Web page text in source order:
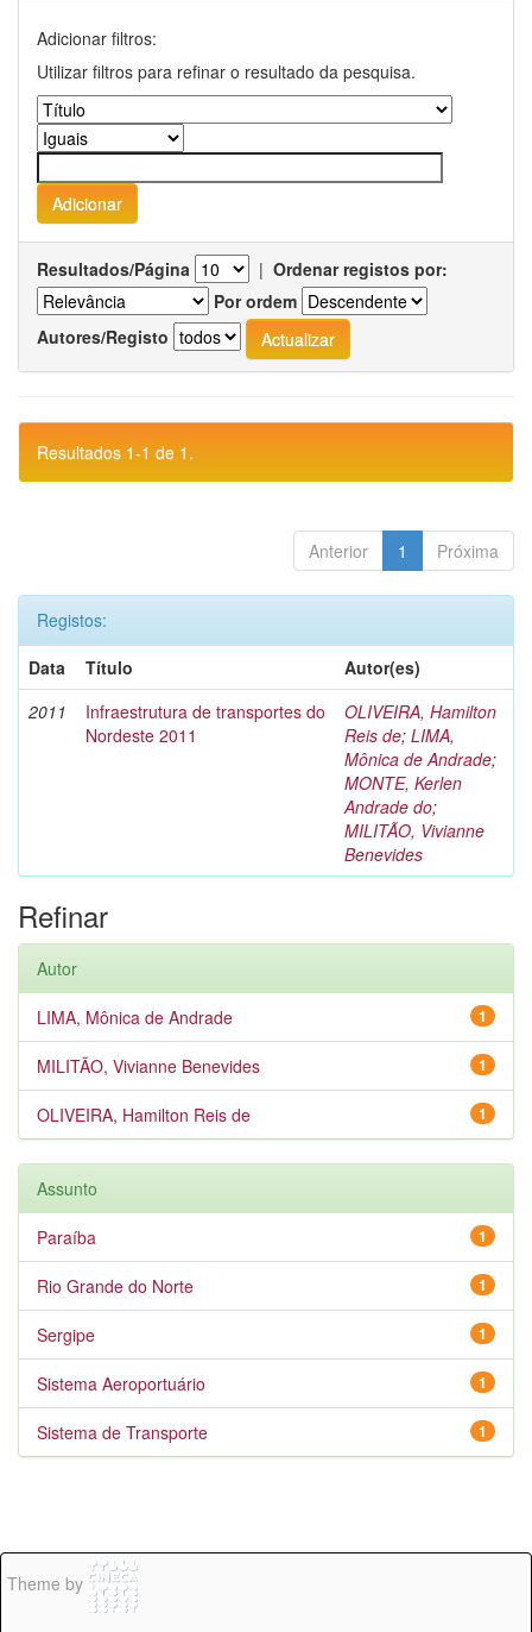
Adicionar filtros:
Utilizar filtros para refinar o resultado da pesquisa.
Resultados/Página | Ordenar registos por:
Por ordem
Autores/Registo
Resultados 1-1 de 1.
Anterior 1 Próxima
Registos:
Data
Título
Autor(es)
2011
Infraestrutura de transportes do
Nordeste 2011
OLIVEIRA, Hamilton
Reis de; LIMA,
Mônica de Andrade;
MONTE, Kerlen
Andrade do;
MILITÃO, Vivianne
Benevides
Refinar
Autor
1
LIMA, Mônica de Andrade
1
MILITÃO, Vivianne Benevides
1
OLIVEIRA, Hamilton Reis de
Assunto
1
Paraíba
1
Rio Grande do Norte
1
Sergipe
1
Sistema Aeroportuário
1
Sistema de Transporte
Theme by